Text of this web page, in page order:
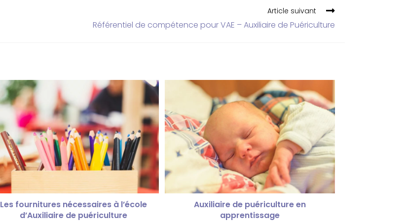
Article suivant
Référentiel de compétence pour VAE – Auxiliaire de Puériculture
Les fournitures nécessaires à l’école
d’Auxiliaire de puériculture
Auxiliaire de puériculture en
apprentissage